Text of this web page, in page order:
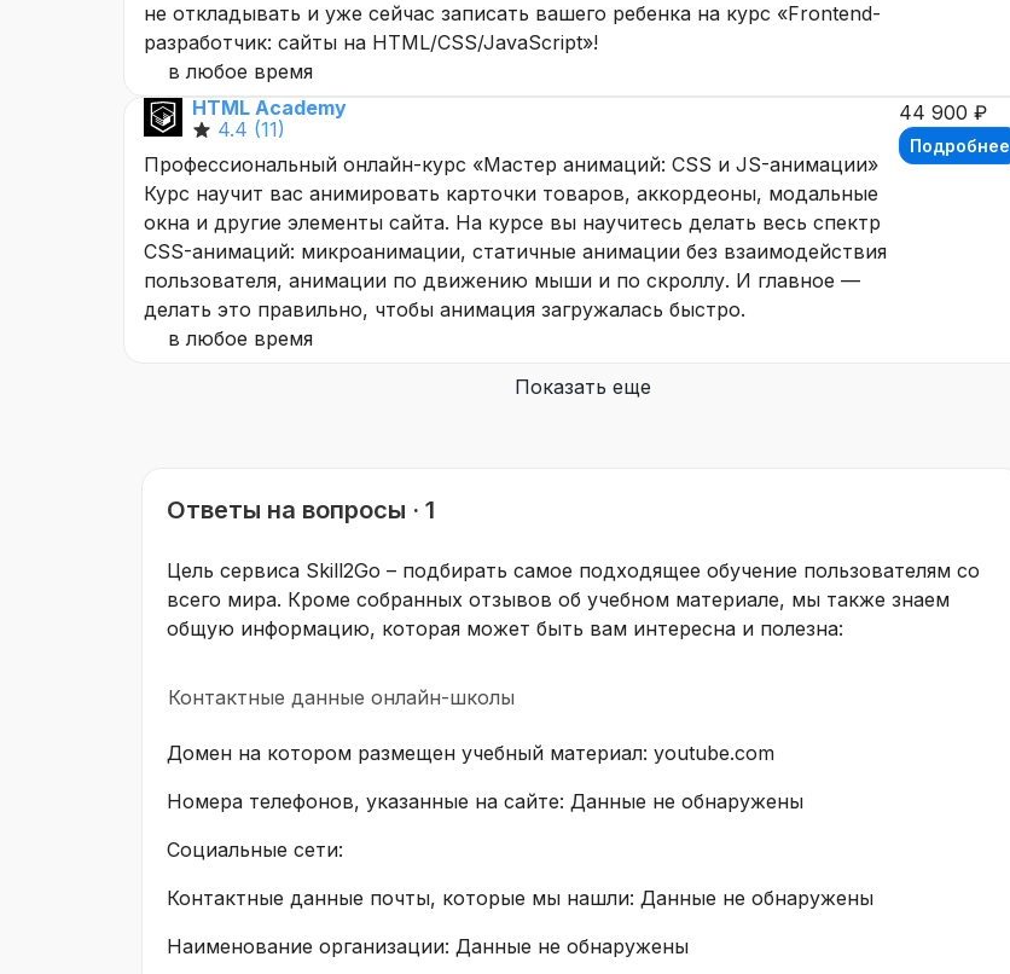
не откладывать и уже сейчас записать вашего ребенка на курс «Frontend-
разработчик: сайты на HTML/CSS/JavaScript»!
в любое время
HTML Academy
4.4 (11)
Профессиональный онлайн-курс «Мастер анимаций: CSS и JS-анимации»
Курс научит вас анимировать карточки товаров, аккордеоны, модальные
окна и другие элементы сайта. На курсе вы научитесь делать весь спектр
CSS-анимаций: микроанимации, статичные анимации без взаимодействия
пользователя, анимации по движению мыши и по скроллу. И главное —
делать это правильно, чтобы анимация загружалась быстро.
в любое время
44 900 ₽
Подробнее
Показать еще
Ответы на вопросы · 1
Цель сервиса Skill2Go – подбирать самое подходящее обучение пользователям со
всего мира. Кроме собранных отзывов об учебном материале, мы также знаем
общую информацию, которая может быть вам интересна и полезна:
Контактные данные онлайн-школы
Домен на котором размещен учебный материал: youtube.com
Номера телефонов, указанные на сайте: Данные не обнаружены
Социальные сети:
Контактные данные почты, которые мы нашли: Данные не обнаружены
Наименование организации: Данные не обнаружены